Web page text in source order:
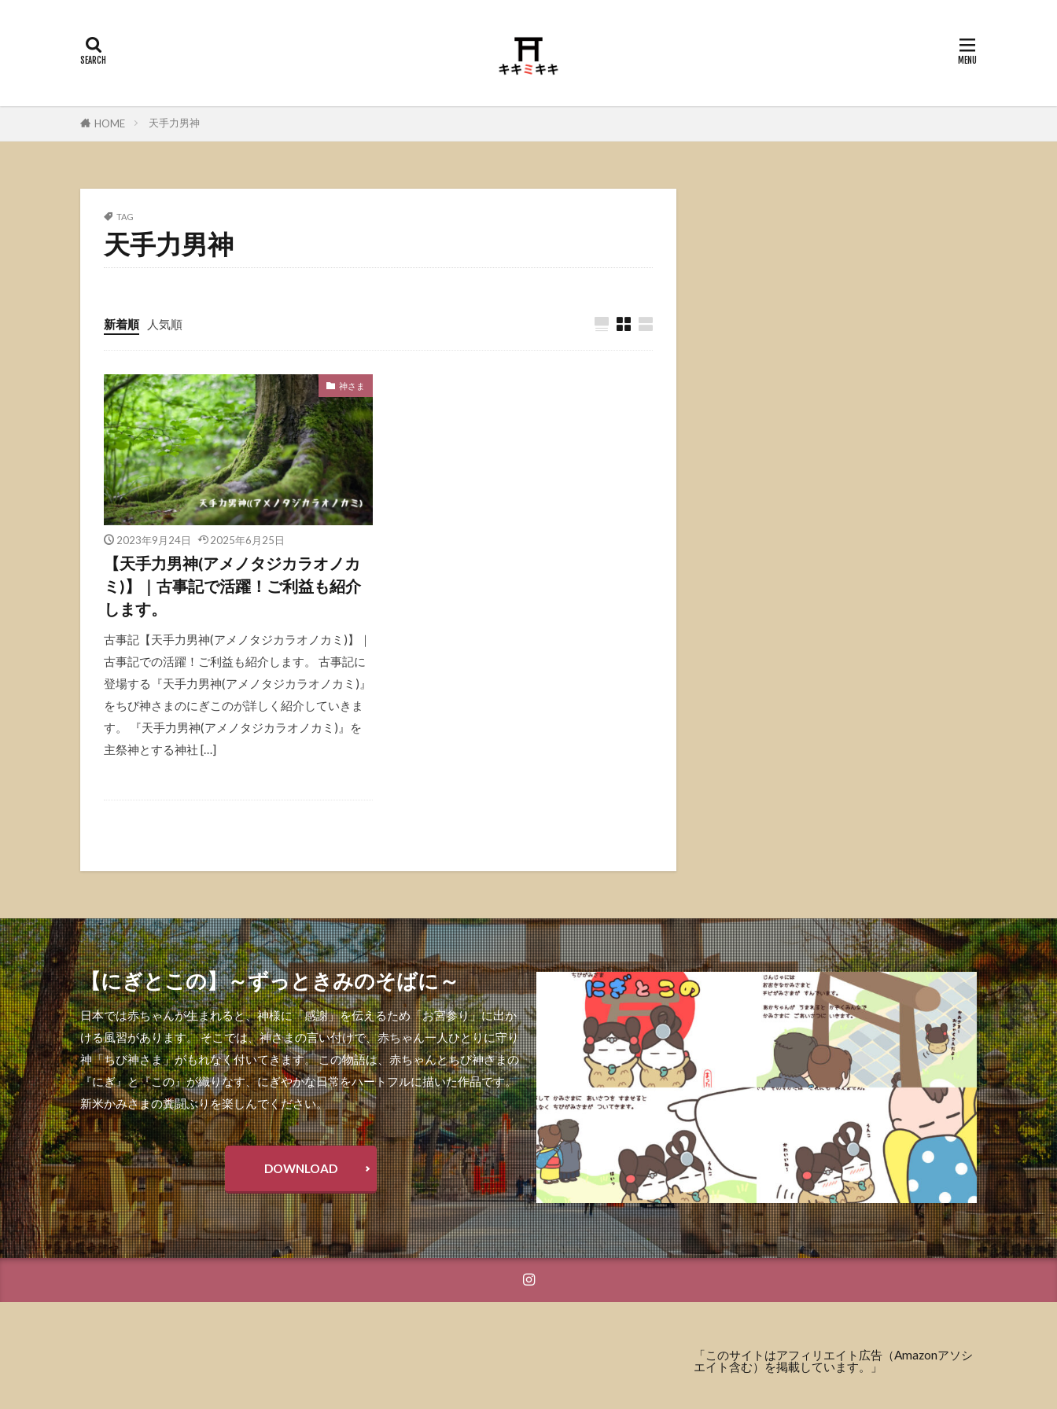
HOME 天手力男神
TAG
天手力男神
新着順 人気順
神さま
2023年9月24日 2025年6月25日
【天手力男神(アメノタジカラオノカ
ミ)】｜古事記で活躍！ご利益も紹介
します。
古事記【天手力男神(アメノタジカラオノカミ)】｜
古事記での活躍！ご利益も紹介します。 古事記に
登場する『天手力男神(アメノタジカラオノカミ)』
をちび神さまのにぎこのが詳しく紹介していきま
す。 『天手力男神(アメノタジカラオノカミ)』を
主祭神とする神社 […]
【にぎとこの】～ずっときみのそばに～
日本では赤ちゃんが生まれると、神様に「感謝」を伝えるため「お宮参り」に出か
ける風習があります。 そこでは、神さまの言い付けで、赤ちゃん一人ひとりに守り
神「ちび神さま」がもれなく付いてきます。 この物語は、赤ちゃんとちび神さまの
『にぎ』と『この』が織りなす、にぎやかな日常をハートフルに描いた作品です。
新米かみさまの糞闘ぶりを楽しんでください。
DOWNLOAD
「このサイトはアフィリエイト広告（Amazonアソシ
エイト含む）を掲載しています。」